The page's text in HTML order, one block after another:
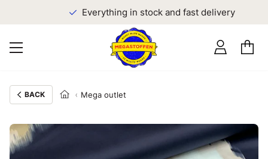
Everything in stock and fast delivery
BACK Mega outlet